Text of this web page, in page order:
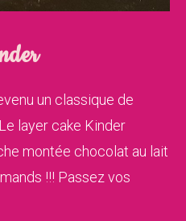
un classique de
layer cake Kinder
montée chocolat au lait
!!! Passez vos